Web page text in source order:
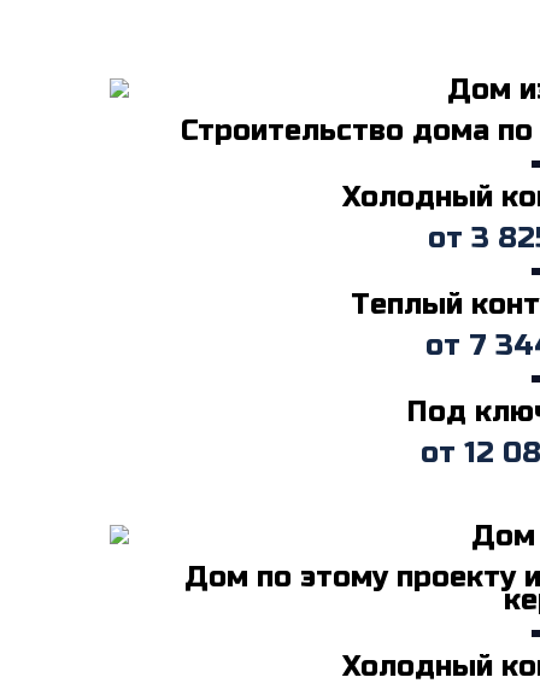
Строительство дома
Холодный
от 3
Теплый
от 7
Под
от 12
Дом по этому проекту
Холодный